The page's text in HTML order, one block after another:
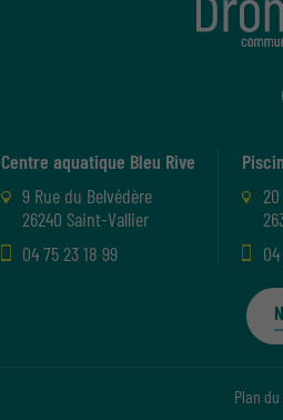
Centre aquatique Bleu Rive
9 Rue du Belvédère
26240 Saint-Vallier
04 75 23 18 99
Plan